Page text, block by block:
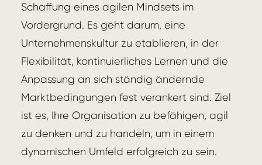
Schaffung eines agilen Mindsets im
Vordergrund. Es geht darum, eine
Unternehmenskultur zu etablieren, in der
Flexibilität, kontinuierliches Lernen und die
Anpassung an sich ständig ändernde
Marktbedingungen fest verankert sind. Ziel
ist es, Ihre Organisation zu befähigen, agil
zu denken und zu handeln, um in einem
dynamischen Umfeld erfolgreich zu sein.